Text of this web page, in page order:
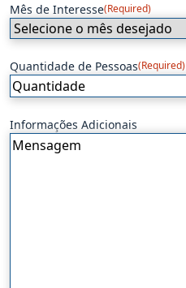
Mês de Interesse(Required)
Quantidade de Pessoas(Required)
Informações Adicionais